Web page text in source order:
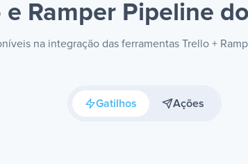
e Ramper Pipeline
na integração das ferramentas Trello +
Gatilhos Ações